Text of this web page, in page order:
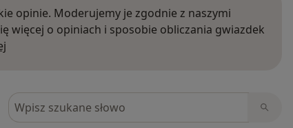
opinie. Moderujemy je zgodnie z naszymi
więcej o opiniach i sposobie obliczania gwiazdek
Szukaj w opiniach